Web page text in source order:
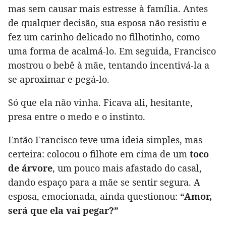
mas sem causar mais estresse à família. Antes
de qualquer decisão, sua esposa não resistiu e
fez um carinho delicado no filhotinho, como
uma forma de acalmá-lo. Em seguida, Francisco
mostrou o bebê à mãe, tentando incentivá-la a
se aproximar e pegá-lo.
Só que ela não vinha. Ficava ali, hesitante,
presa entre o medo e o instinto.
Então Francisco teve uma ideia simples, mas
certeira: colocou o filhote em cima de um toco
de árvore, um pouco mais afastado do casal,
dando espaço para a mãe se sentir segura. A
esposa, emocionada, ainda questionou: “Amor,
será que ela vai pegar?”